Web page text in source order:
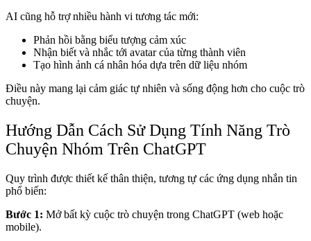
AI cũng hỗ trợ nhiều hành vi tương tác mới:
Phản hồi bằng biểu tượng cảm xúc
Nhận biết và nhắc tới avatar của từng thành viên
Tạo hình ảnh cá nhân hóa dựa trên dữ liệu nhóm
Điều này mang lại cảm giác tự nhiên và sống động hơn cho cuộc trò
chuyện.
Hướng Dẫn Cách Sử Dụng Tính Năng Trò
Chuyện Nhóm Trên ChatGPT
Quy trình được thiết kế thân thiện, tương tự các ứng dụng nhắn tin
phổ biến:
Bước 1: Mở bất kỳ cuộc trò chuyện trong ChatGPT (web hoặc
mobile).